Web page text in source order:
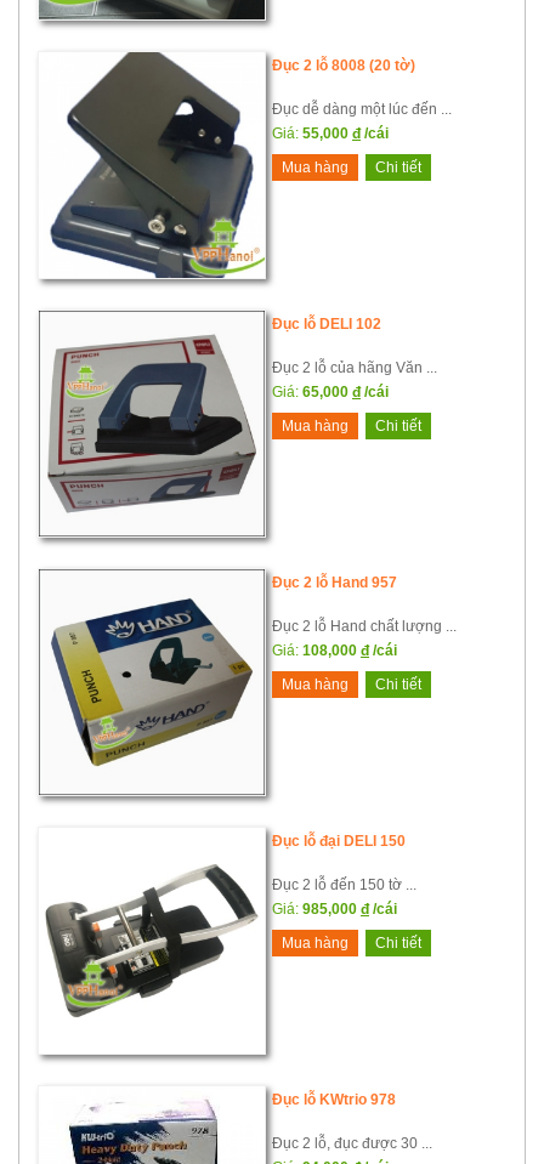
Đục 2 lỗ 8008 (20 tờ)
Đục dễ dàng một lúc đến ...
Giá: 55,000 đ /cái
Mua hàng
Chi tiết
Đục lỗ DELI 102
Đục 2 lỗ của hãng Văn ...
Giá: 65,000 đ /cái
Mua hàng
Chi tiết
Đục 2 lỗ Hand 957
Đục 2 lỗ Hand chất lượng ...
Giá: 108,000 đ /cái
Mua hàng
Chi tiết
Đục lỗ đại DELI 150
Đục 2 lỗ đến 150 tờ ...
Giá: 985,000 đ /cái
Mua hàng
Chi tiết
Đục lỗ KWtrio 978
Đục 2 lỗ, đục được 30 ...